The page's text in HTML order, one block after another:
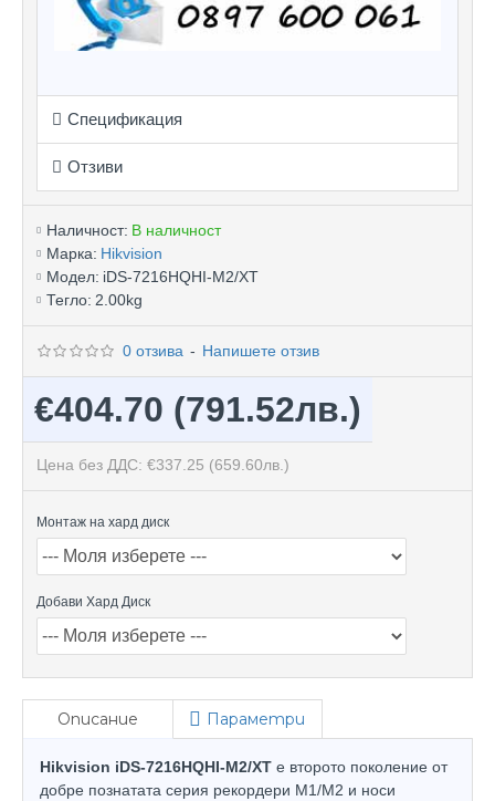
Спецификация
Отзиви
Наличност: В наличност
Марка: Hikvision
Модел: iDS-7216HQHI-M2/XT
Тегло: 2.00kg
0 отзива - Напишете отзив
€404.70 (791.52лв.)
Цена без ДДС: €337.25 (659.60лв.)
Монтаж на хард диск
Добави Хард Диск
Описание Параметри
Hikvision iDS-7216HQHI-M2/XT е второто поколение от
добре познатата серия рекордери M1/M2 и носи